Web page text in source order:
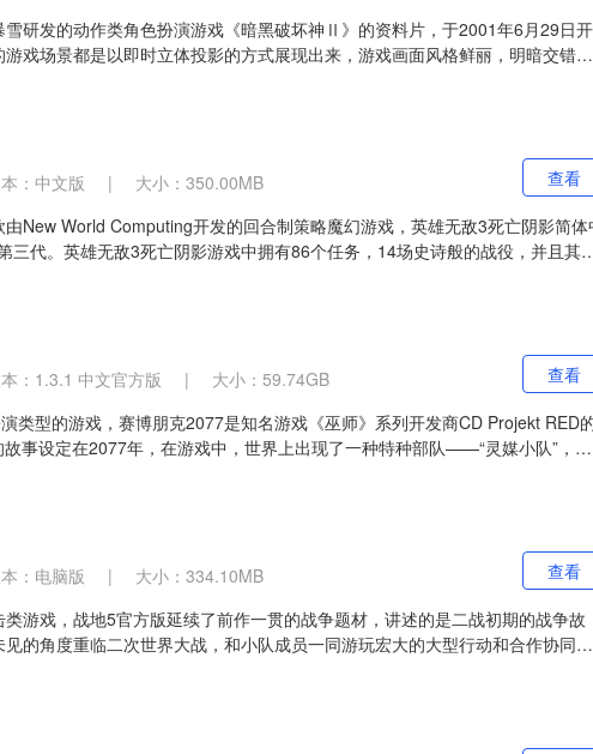
研发的动作类角色扮演游戏《暗黑破坏神Ⅱ》的资料片，于2001年6月29日开
戏场景都是以即时立体投影的方式展现出来，游戏画面风格鲜丽，明暗交错；
：中文版 |
大小：350.00MB
New World Computing开发的回合制策略魔幻游戏，英雄无敌3死亡阴影简体
三代。英雄无敌3死亡阴影游戏中拥有86个任务，14场史诗般的战役，并且其
查看
：1.3.1 中文官方版 |
大小：59.74GB
类型的游戏，赛博朋克2077是知名游戏《巫师》系列开发商CD Projekt RED
事设定在2077年，在游戏中，世界上出现了一种特种部队——“灵媒小队”，这
查看
：电脑版 |
大小：334.10MB
游戏，战地5官方版延续了前作一贯的战争题材，讲述的是二战初期的战争故
的角度重临二次世界大战，和小队成员一同游玩宏大的大型行动和合作协同作
查看